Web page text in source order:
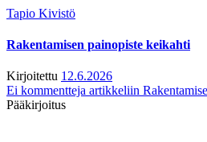
Tapio Kivistö
Rakentamisen painopiste keikahti
Kirjoitettu 12.6.2026
Ei kommentteja artikkeliin
Pääkirjoitus